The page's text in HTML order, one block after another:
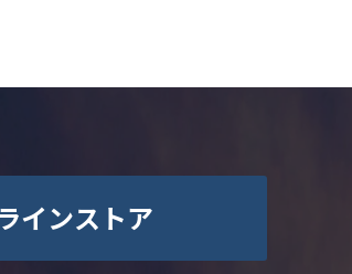
インストア